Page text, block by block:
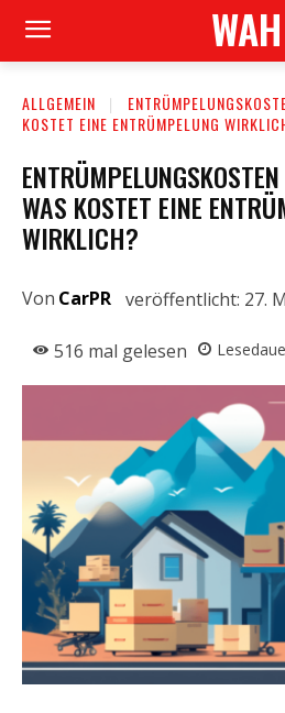
WAH
ALLGEMEIN
KOSTET EINE ENTRÜMPELUNG
WAS KOSTET EINE
WIRKLICH?
Von CarPR veröffentlicht: 27.
516 mal gelesen